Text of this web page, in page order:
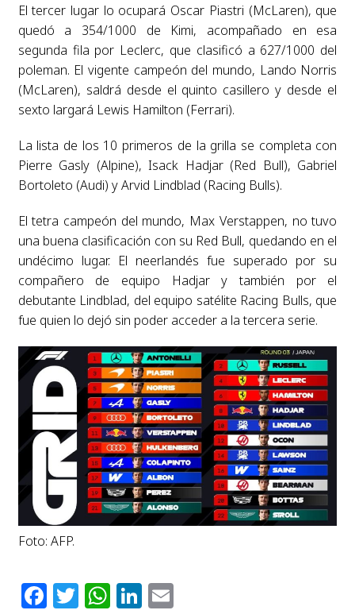
El tercer lugar lo ocupará Oscar Piastri (McLaren), que
quedó a 354/1000 de Kimi, acompañado en esa
segunda fila por Leclerc, que clasificó a 627/1000 del
poleman. El vigente campeón del mundo, Lando Norris
(McLaren), saldrá desde el quinto casillero y desde el
sexto largará Lewis Hamilton (Ferrari).
La lista de los 10 primeros de la grilla se completa con
Pierre Gasly (Alpine), Isack Hadjar (Red Bull), Gabriel
Bortoleto (Audi) y Arvid Lindblad (Racing Bulls).
El tetra campeón del mundo, Max Verstappen, no tuvo
una buena clasificación con su Red Bull, quedando en el
undécimo lugar. El neerlandés fue superado por su
compañero de equipo Hadjar y también por el
debutante Lindblad, del equipo satélite Racing Bulls, que
fue quien lo dejó sin poder acceder a la tercera serie.
Foto: AFP.
Facebook
Twitter
WhatsApp
LinkedIn
Email